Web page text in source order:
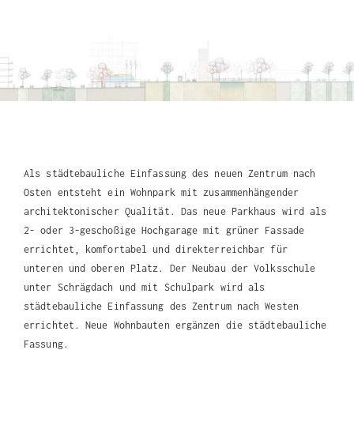
Als städtebauliche Einfassung des neuen Zentrum nach
Osten entsteht ein Wohnpark mit zusammenhängender
architektonischer Qualität. Das neue Parkhaus wird als
2- oder 3-geschoßige Hochgarage mit grüner Fassade
errichtet, komfortabel und direkterreichbar für
unteren und oberen Platz. Der Neubau der Volksschule
unter Schrägdach und mit Schulpark wird als
städtebauliche Einfassung des Zentrum nach Westen
errichtet. Neue Wohnbauten ergänzen die städtebauliche
Fassung.